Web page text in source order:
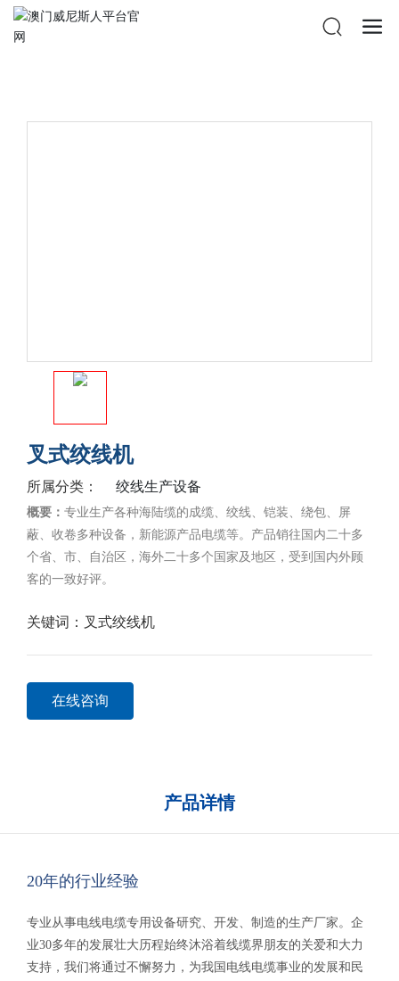
澳门威尼斯人平台官网
叉式绞线机
所属分类： 绞线生产设备
概要： 专业生产各种海陆缆的成缆、绞线、铠装、绕包、屏
蔽、收卷多种设备，新能源产品电缆等。产品销往国内二十多
个省、市、自治区，海外二十多个国家及地区，受到国内外顾
客的一致好评。
关键词： 叉式绞线机
在线咨询
产品详情
20年的行业经验
专业从事电线电缆专用设备研究、开发、制造的生产厂家。企
业30多年的发展壮大历程始终沐浴着线缆界朋友的关爱和大力
支持，我们将通过不懈努力，为我国电线电缆事业的发展和民